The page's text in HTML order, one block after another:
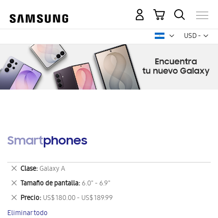
USD -
dólar
Mi carrito
Smartphones
Clase Galaxy A
Eliminar
este
artículo
Tamaño de pantalla 6.0" - 6.9"
Eliminar
este
artículo
Precio US$ 180.00 - US$ 189.99
Eliminar
este
Eliminar todo